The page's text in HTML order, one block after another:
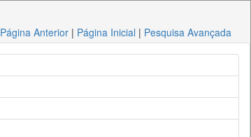
Página Anterior | Página Inicial | Pesquisa Avançada